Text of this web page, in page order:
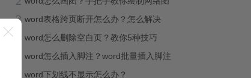
3 word表格跨页断开怎么办？怎么解决
word怎么删除空白页？教你5种技巧
word怎么插入脚注？word批量插入脚注
word下划线不显示怎么办？
